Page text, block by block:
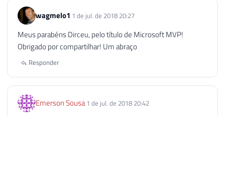
wagmelo1 1 de jul. de 2018 20:27
Meus parabéns Dirceu, pelo título de Microsoft MVP!
Obrigado por compartilhar! Um abraço
Responder
Emerson Sousa 1 de jul. de 2018 20:42